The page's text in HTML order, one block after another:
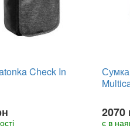
Check In
2070
є в